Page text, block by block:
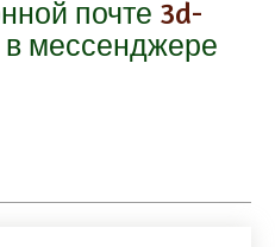
почте 3d-
в мессенджере